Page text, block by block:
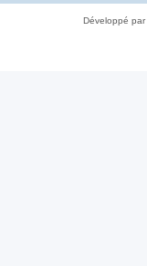
Développé par